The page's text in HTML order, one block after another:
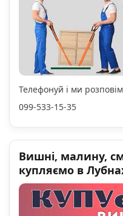
Телефонуй і ми
099-533-15-35
Вишні, малину,
купляємо в